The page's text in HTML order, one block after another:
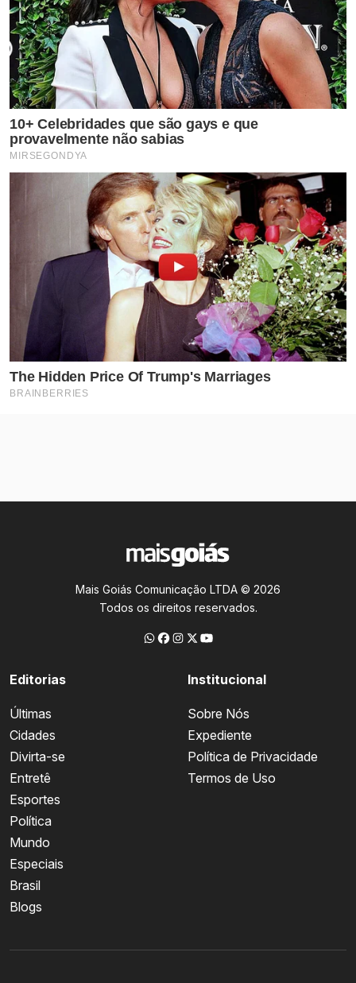
Mais Goiás Comunicação LTDA © 2026
Todos os direitos reservados.
Editorias
Últimas
Cidades
Divirta-se
Entretê
Esportes
Política
Mundo
Especiais
Brasil
Blogs
Institucional
Sobre Nós
Expediente
Política de Privacidade
Termos de Uso